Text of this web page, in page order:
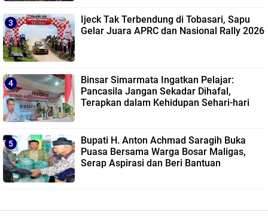
Ijeck Tak Terbendung di Tobasari, Sapu
Gelar Juara APRC dan Nasional Rally 2026
Binsar Simarmata Ingatkan Pelajar:
Pancasila Jangan Sekadar Dihafal,
Terapkan dalam Kehidupan Sehari-hari
Bupati H. Anton Achmad Saragih Buka
Puasa Bersama Warga Bosar Maligas,
Serap Aspirasi dan Beri Bantuan